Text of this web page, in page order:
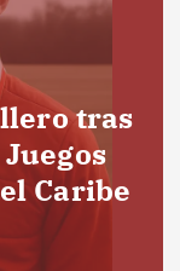
tras
Caribe